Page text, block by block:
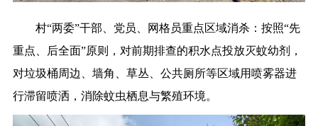
村“两委”干部、党员、网格员重点区域消杀：按照“先
重点、后全面”原则，对前期排查的积水点投放灭蚊幼剂，
对垃圾桶周边、墙角、草丛、公共厕所等区域用喷雾器进
行滞留喷洒，消除蚊虫栖息与繁殖环境。